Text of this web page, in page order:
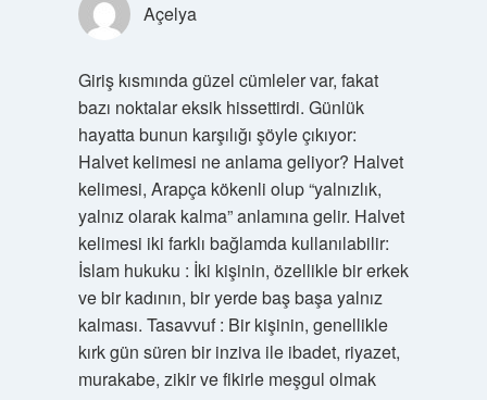
Açelya
Giriş kısmında güzel cümleler var, fakat
bazı noktalar eksik hissettirdi. Günlük
hayatta bunun karşılığı şöyle çıkıyor:
Halvet kelimesi ne anlama geliyor? Halvet
kelimesi, Arapça kökenli olup “yalnızlık,
yalnız olarak kalma” anlamına gelir. Halvet
kelimesi iki farklı bağlamda kullanılabilir:
İslam hukuku : İki kişinin, özellikle bir erkek
ve bir kadının, bir yerde baş başa yalnız
kalması. Tasavvuf : Bir kişinin, genellikle
kırk gün süren bir inziva ile ibadet, riyazet,
murakabe, zikir ve fikirle meşgul olmak